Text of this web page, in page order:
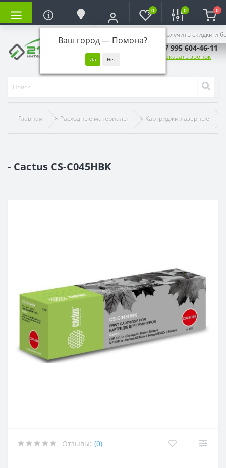
Ваш город — Помона?
Войдите, чтобы получить скидки и
0 0 0
+7 995 604-46-11
Заказать звонок
Главная Расходные материалы Картриджи лазерные
- Cactus CS-C045HBK
Отзывы: (0)